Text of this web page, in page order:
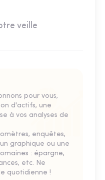
veille
pour vous,
d'actifs, une
à vos analyses de
enquêtes,
graphique ou une
: épargne,
etc. Ne
quotidienne !